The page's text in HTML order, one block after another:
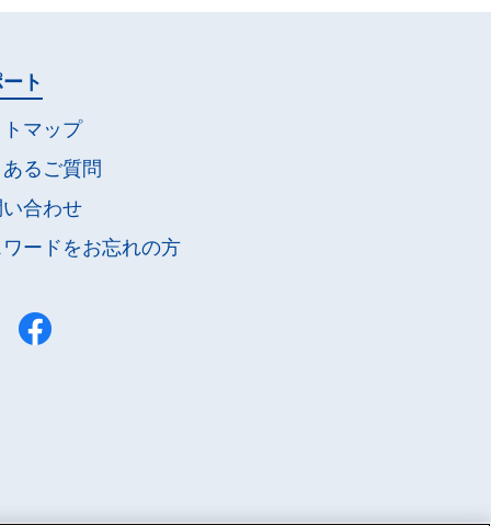
ト
マップ
るご質問
合わせ
ードをお忘れの方